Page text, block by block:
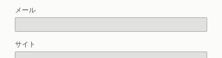
メール
サイト